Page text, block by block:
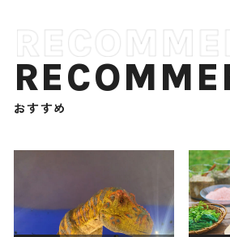
おすすめ